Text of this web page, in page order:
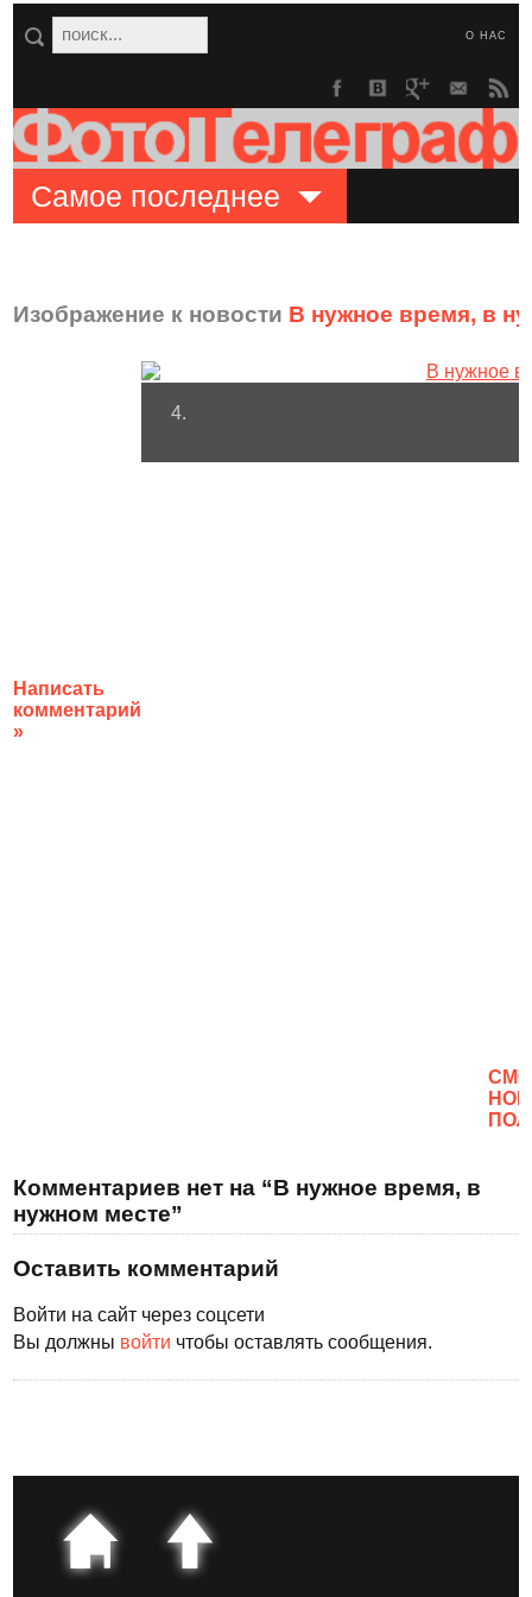
О НАС
Самое последнее
Изображение к новости В нужное время, в
Написать
комментарий
»
4.
Комментариев нет на “В нужное время, в
нужном месте”
Оставить комментарий
Войти на сайт через соцсети
Вы должны войти чтобы оставлять сообщения.